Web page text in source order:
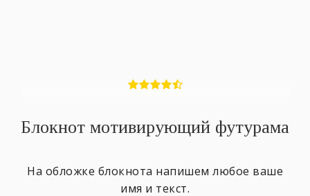
Блокнот мотивирующий футурама
На обложке блокнота напишем любое ваше
имя и текст.